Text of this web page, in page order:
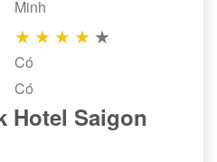
Minh
★ ★ ★ ★ ★
Có
Có
Hotel Saigon